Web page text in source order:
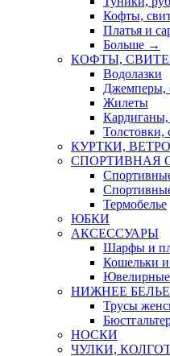
Кофты,
Платья и
Больше →
КОФТЫ,
Водолазки
Джемперы,
Жилеты
Толстовки,
КУРТКИ,
СПОРТИВНАЯ
Термобелье
ЮБКИ
AКСЕССУАРЫ
Шарфы и
Кошельки и
НИЖНЕЕ БЕЛЬЕ
Трусы
НОСКИ
ЧУЛКИ,